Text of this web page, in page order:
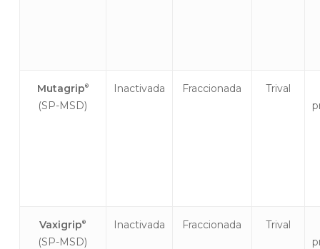
Mutagrip®
(SP-MSD)
Inactivada Fraccionada
Trival
Vaxigrip®
(SP-MSD)
Inactivada Fraccionada
Trival